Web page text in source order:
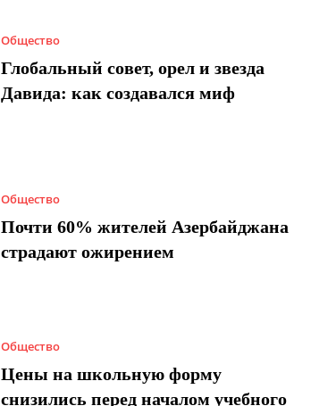
Общество
Глобальный совет, орел и звезда
Давида: как создавался миф
Общество
Почти 60% жителей Азербайджана
страдают ожирением
Общество
Цены на школьную форму
снизились перед началом учебного